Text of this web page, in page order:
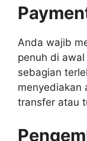
Anda wajib
penuh di
sebagian
menyediakan
transfer atau